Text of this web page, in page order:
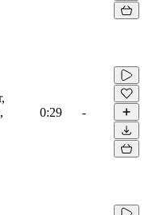
0:29 -